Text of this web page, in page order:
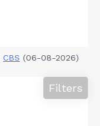
CBS (06-08-2026)
Filters